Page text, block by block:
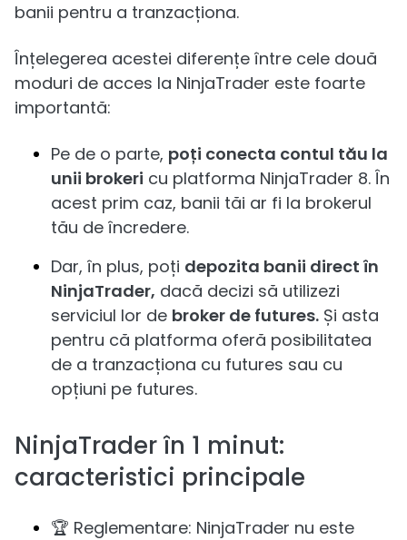
banii pentru a tranzacționa.
Înțelegerea acestei diferențe între cele două
moduri de acces la NinjaTrader este foarte
importantă:
Pe de o parte, poți conecta contul tău la
unii brokeri cu platforma NinjaTrader 8. În
acest prim caz, banii tăi ar fi la brokerul
tău de încredere.
Dar, în plus, poți depozita banii direct în
NinjaTrader, dacă decizi să utilizezi
serviciul lor de broker de futures. Și asta
pentru că platforma oferă posibilitatea
de a tranzacționa cu futures sau cu
opțiuni pe futures.
NinjaTrader în 1 minut:
caracteristici principale
🏆 Reglementare: NinjaTrader nu este